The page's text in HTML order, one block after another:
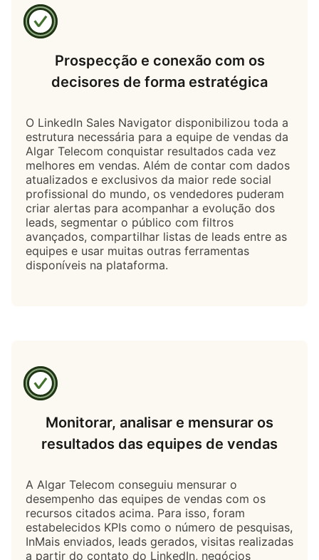
Prospecção e conexão com os
decisores de forma estratégica
O LinkedIn Sales Navigator disponibilizou toda a
estrutura necessária para a equipe de vendas da
Algar Telecom conquistar resultados cada vez
melhores em vendas. Além de contar com dados
atualizados e exclusivos da maior rede social
profissional do mundo, os vendedores puderam
criar alertas para acompanhar a evolução dos
leads, segmentar o público com filtros
avançados, compartilhar listas de leads entre as
equipes e usar muitas outras ferramentas
disponíveis na plataforma.
Monitorar, analisar e mensurar os
resultados das equipes de vendas
A Algar Telecom conseguiu mensurar o
desempenho das equipes de vendas com os
recursos citados acima. Para isso, foram
estabelecidos KPIs como o número de pesquisas,
InMais enviados, leads gerados, visitas realizadas
a partir do contato do LinkedIn, negócios